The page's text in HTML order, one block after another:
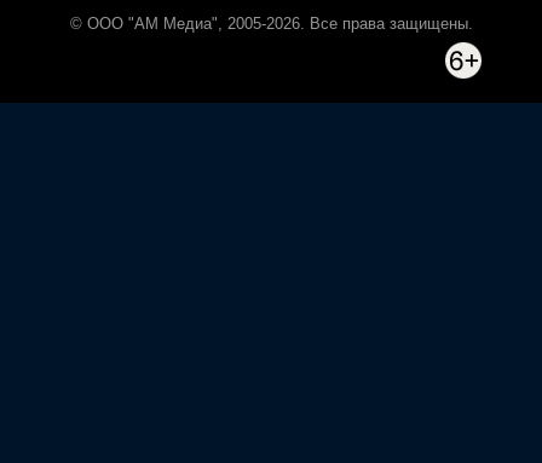
© ООО "АМ Медиа", 2005-2026. Все права защищены.